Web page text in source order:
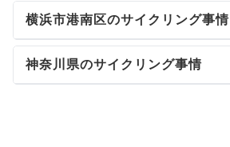
横浜市港南区のサイクリング事情
神奈川県のサイクリング事情